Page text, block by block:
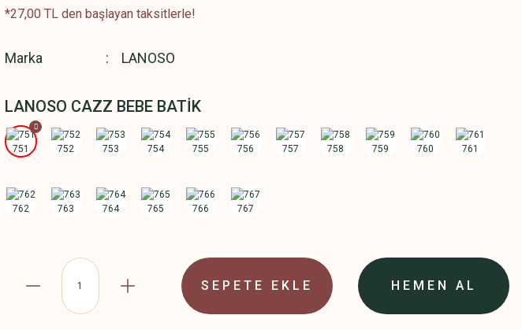
*27,00 TL den başlayan taksitlerle!
Marka LANOSO
LANOSO CAZZ BEBE BATİK
SEPETE EKLE HEMEN AL